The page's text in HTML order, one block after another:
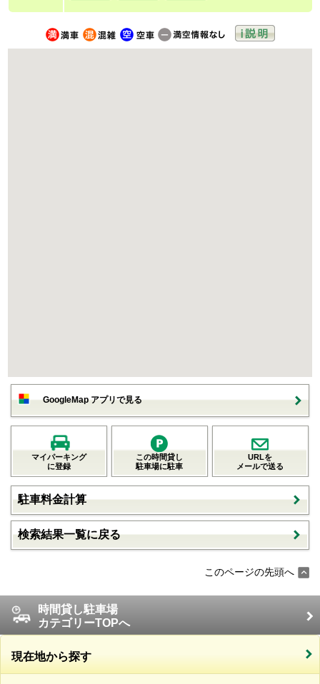
GoogleMap アプリで見る
マイパーキング
に登録
この時間貸し
駐車場に駐車
URLを
メールで送る
駐車料金計算
検索結果一覧に戻る
このページの先頭へ
時間貸し駐車場
カテゴリーTOPへ
現在地から探す